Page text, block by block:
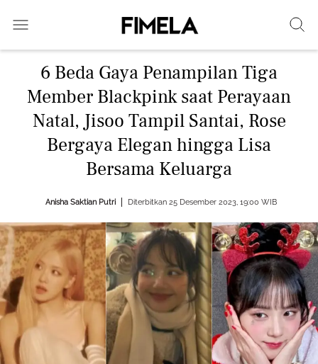
6 Beda Gaya Penampilan Tiga
Member Blackpink saat Perayaan
Natal, Jisoo Tampil Santai, Rose
Bergaya Elegan hingga Lisa
Bersama Keluarga
Anisha Saktian Putri Diterbitkan 25 Desember 2023, 19:00 WIB